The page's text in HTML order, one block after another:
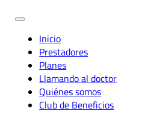
Inicio
Prestadores
Planes
Llamando al doctor
Quiénes somos
Club de Beneficios